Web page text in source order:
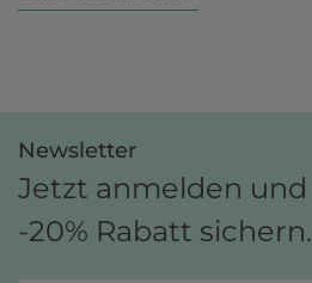
Newsletter
Jetzt anmelden und
-20% Rabatt sichern.